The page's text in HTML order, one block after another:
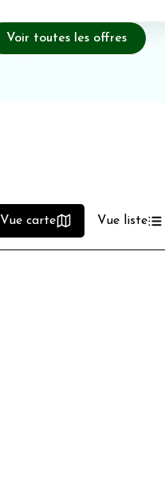
Voir toutes les offres
Vue carte Vue liste